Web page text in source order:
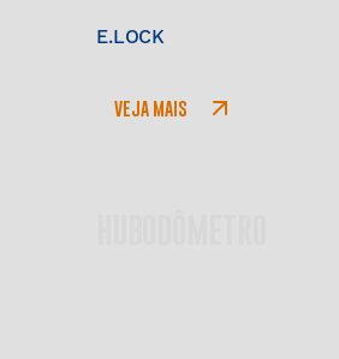
E.LOCK
VEJA MAIS